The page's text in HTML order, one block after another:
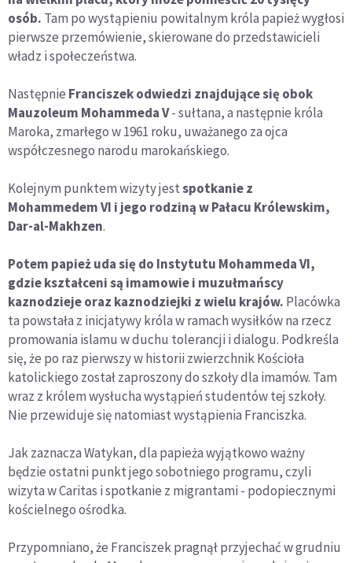
osób. Tam po wystąpieniu powitalnym króla papież wygłosi
pierwsze przemówienie, skierowane do przedstawicieli
władz i społeczeństwa.
Następnie Franciszek odwiedzi znajdujące się obok
Mauzoleum Mohammeda V- sułtana, a następnie króla
Maroka, zmarłego w 1961 roku, uważanego za ojca
współczesnego narodu marokańskiego.
Kolejnym punktem wizyty jestspotkanie z
Mohammedem VI i jego rodziną w Pałacu Królewskim,
Dar-al-Makhzen.
Potem papież uda się do Instytutu Mohammeda VI,
gdzie kształceni są imamowie i muzułmańscy
kaznodzieje oraz kaznodziejki z wielu krajów. Placówka
ta powstała z inicjatywy króla w ramach wysiłków na rzecz
promowania islamu w duchu tolerancji i dialogu. Podkreśla
się, że po raz pierwszy w historii zwierzchnik Kościoła
katolickiego został zaproszony do szkoły dla imamów. Tam
wraz z królem wysłucha wystąpień studentów tej szkoły.
Nie przewiduje się natomiast wystąpienia Franciszka.
Jak zaznacza Watykan, dla papieża wyjątkowo ważny
będzie ostatni punkt jego sobotniego programu, czyli
wizyta w Caritas i spotkanie z migrantami - podopiecznymi
kościelnego ośrodka.
Przypomniano, że Franciszek pragnął przyjechać w grudniu